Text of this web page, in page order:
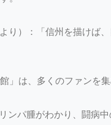
り）：「信州を描けば
」は、多くのファンを集
ンパ腫がわかり、闘病